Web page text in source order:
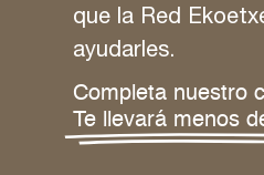
que la Red
ayudarles.
Completa nuestro
Te llevará menos